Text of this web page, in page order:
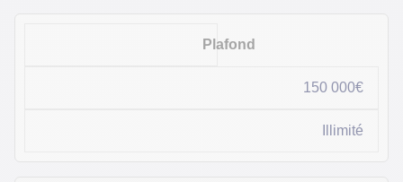
Plafond
150 000€
Illimité